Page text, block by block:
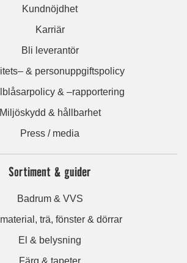
Kundnöjdhet
Karriär
Bli leverantör
& personuppgiftspolicy
& –rapportering
Miljöskydd & hållbarhet
Press / media
Sortiment & guider
Badrum & VVS
trä, fönster & dörrar
El & belysning
Färg & tapeter